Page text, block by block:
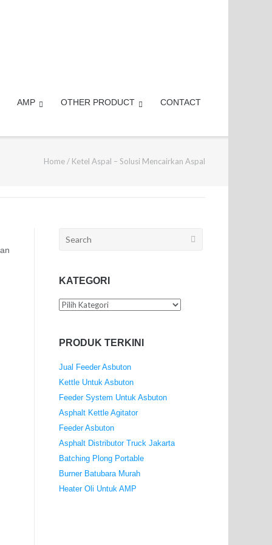
AMP OTHER PRODUCT CONTACT
Home / Ketel Aspal – Solusi Mencairkan Aspal
Search
KATEGORI
Kategori
PRODUK TERKINI
Jual Feeder Asbuton
Kettle Untuk Asbuton
Feeder System Untuk Asbuton
Asphalt Kettle Agitator
Feeder Asbuton
Asphalt Distributor Truck Jakarta
Batching Plong Portable
Burner Batubara Murah
Heater Oli Untuk AMP